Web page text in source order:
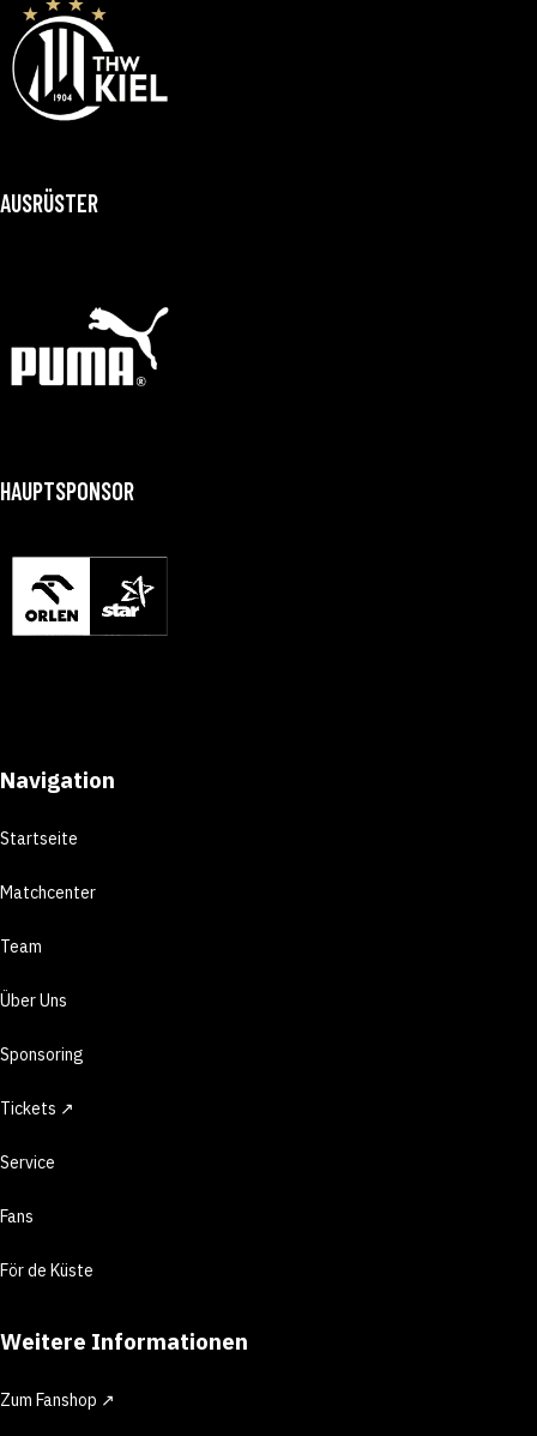
AUSRÜSTER
HAUPTSPONSOR
Navigation
Startseite
Matchcenter
Team
Über Uns
Sponsoring
Tickets ↗
Service
Fans
För de Küste
Weitere Informationen
Zum Fanshop ↗